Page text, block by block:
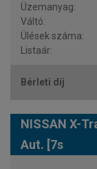
NISSAN X-
Aut. [7s